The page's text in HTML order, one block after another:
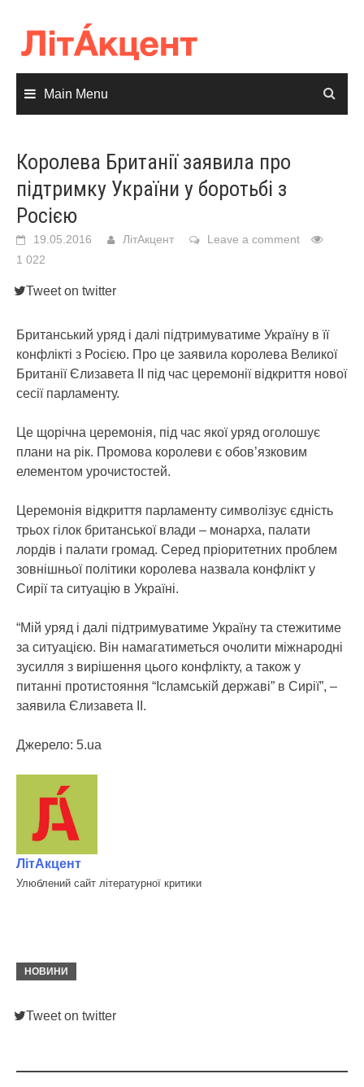
content
Main Menu
Королева Британії заявила про
підтримку України у боротьбі з
Росією
19.05.2016 ЛітАкцент
Leave a comment
1 022
Tweet on twitter
Британський уряд і далі підтримуватиме Україну в її
конфлікті з Росією. Про це заявила королева Великої
Британії Єлизавета ІІ під час церемонії відкриття нової
сесії парламенту.
Це щорічна церемонія, під час якої уряд оголошує
плани на рік. Промова королеви є обов’язковим
елементом урочистостей.
Церемонія відкриття парламенту символізує єдність
трьох гілок британської влади – монарха, палати
лордів і палати громад. Серед пріоритетних проблем
зовнішньої політики королева назвала конфлікт у
Сирії та ситуацію в Україні.
“Мій уряд і далі підтримуватиме Україну та стежитиме
за ситуацією. Він намагатиметься очолити міжнародні
зусилля з вирішення цього конфлікту, а також у
питанні протистояння “Ісламській державі” в Сирії”, –
заявила Єлизавета ІІ.
Джерело: 5.ua
ЛітАкцент
Улюблений сайт літературної критики
НОВИНИ
Tweet on twitter